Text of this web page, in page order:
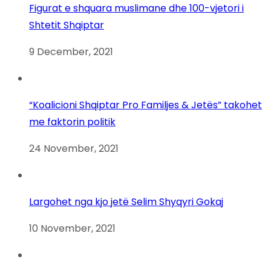
Figurat e shquara muslimane dhe 100-vjetori i
Shtetit Shqiptar
9 December, 2021
“Koalicioni Shqiptar Pro Familjes & Jetës” takohet
me faktorin politik
24 November, 2021
Largohet nga kjo jetë Selim Shyqyri Gokaj
10 November, 2021